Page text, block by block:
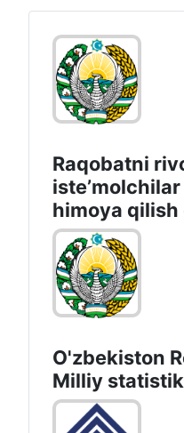
Raqobatni
himoya qilish
O'zbekiston
Milliy